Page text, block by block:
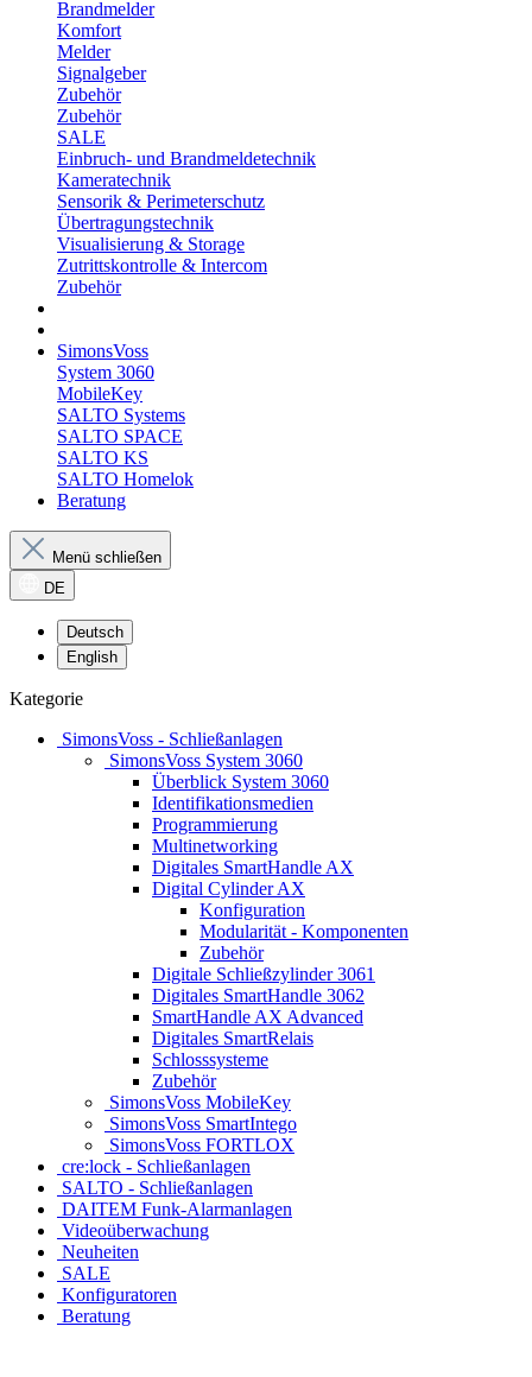
Brandmelder
Komfort
Melder
Signalgeber
Zubehör
Zubehör
SALE
Einbruch- und Brandmeldetechnik
Kameratechnik
Sensorik & Perimeterschutz
Übertragungstechnik
Visualisierung & Storage
Zutrittskontrolle & Intercom
Zubehör
SimonsVoss
System 3060
MobileKey
SALTO Systems
SALTO SPACE
SALTO KS
SALTO Homelok
Beratung
Menü schließen
DE
Deutsch
English
Kategorie
SimonsVoss - Schließanlagen
SimonsVoss System 3060
Überblick System 3060
Identifikationsmedien
Programmierung
Multinetworking
Digitales SmartHandle AX
Digital Cylinder AX
Konfiguration
Modularität - Komponenten
Zubehör
Digitale Schließzylinder 3061
Digitales SmartHandle 3062
SmartHandle AX Advanced
Digitales SmartRelais
Schlosssysteme
Zubehör
SimonsVoss MobileKey
SimonsVoss SmartIntego
SimonsVoss FORTLOX
cre:lock - Schließanlagen
SALTO - Schließanlagen
DAITEM Funk-Alarmanlagen
Videoüberwachung
Neuheiten
SALE
Konfiguratoren
Beratung